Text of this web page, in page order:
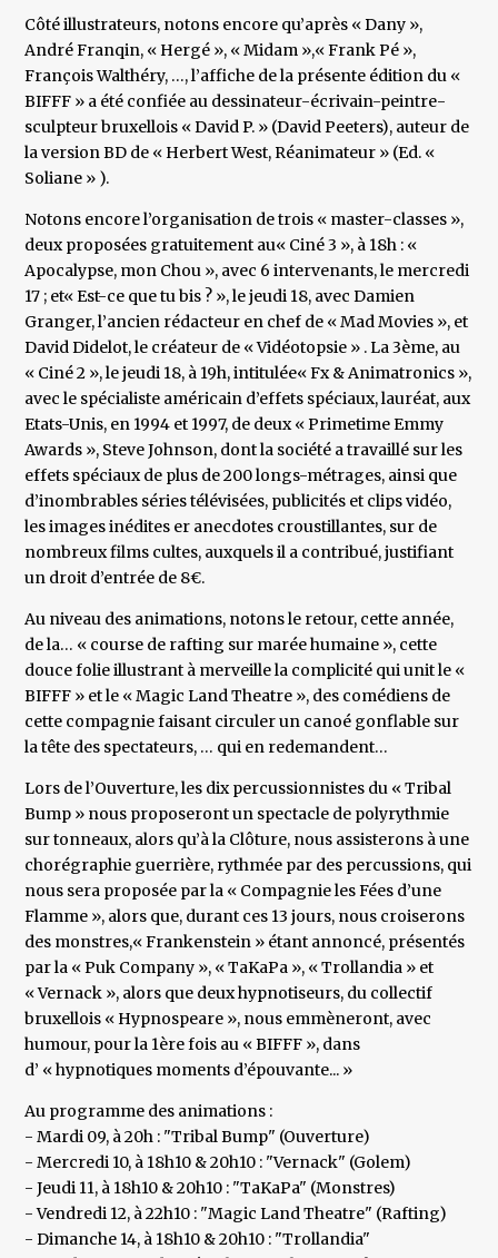
Côté illustrateurs, notons encore qu’après « Dany »,
André Franqin, « Hergé », « Midam »,« Frank Pé »,
François Walthéry, …, l’affiche de la présente édition du «
BIFFF » a été confiée au dessinateur-écrivain-peintre-
sculpteur bruxellois « David P. » (David Peeters), auteur de
la version BD de « Herbert West, Réanimateur » (Ed. «
Soliane » ).
Notons encore l’organisation de trois « master-classes »,
deux proposées gratuitement au« Ciné 3 », à 18h : «
Apocalypse, mon Chou », avec 6 intervenants, le mercredi
17 ; et« Est-ce que tu bis ? », le jeudi 18, avec Damien
Granger, l’ancien rédacteur en chef de « Mad Movies », et
David Didelot, le créateur de « Vidéotopsie » . La 3ème, au
« Ciné 2 », le jeudi 18, à 19h, intitulée« Fx & Animatronics »,
avec le spécialiste américain d’effets spéciaux, lauréat, aux
Etats-Unis, en 1994 et 1997, de deux « Primetime Emmy
Awards », Steve Johnson, dont la société a travaillé sur les
effets spéciaux de plus de 200 longs-métrages, ainsi que
d’inombrables séries télévisées, publicités et clips vidéo,
les images inédites er anecdotes croustillantes, sur de
nombreux films cultes, auxquels il a contribué, justifiant
un droit d’entrée de 8€.
Au niveau des animations, notons le retour, cette année,
de la… « course de rafting sur marée humaine », cette
douce folie illustrant à merveille la complicité qui unit le «
BIFFF » et le « Magic Land Theatre », des comédiens de
cette compagnie faisant circuler un canoé gonflable sur
la tête des spectateurs, … qui en redemandent…
Lors de l’Ouverture, les dix percussionnistes du « Tribal
Bump » nous proposeront un spectacle de polyrythmie
sur tonneaux, alors qu’à la Clôture, nous assisterons à une
chorégraphie guerrière, rythmée par des percussions, qui
nous sera proposée par la « Compagnie les Fées d’une
Flamme », alors que, durant ces 13 jours, nous croiserons
des monstres,« Frankenstein » étant annoncé, présentés
par la « Puk Company », « TaKaPa », « Trollandia » et
« Vernack », alors que deux hypnotiseurs, du collectif
bruxellois « Hypnospeare », nous emmèneront, avec
humour, pour la 1ère fois au « BIFFF », dans
d’ « hypnotiques moments d’épouvante... »
Au programme des animations :
- Mardi 09, à 20h : "Tribal Bump" (Ouverture)
- Mercredi 10, à 18h10 & 20h10 : "Vernack" (Golem)
- Jeudi 11, à 18h10 & 20h10 : "TaKaPa" (Monstres)
- Vendredi 12, à 22h10 : "Magic Land Theatre" (Rafting)
- Dimanche 14, à 18h10 & 20h10 : "Trollandia"